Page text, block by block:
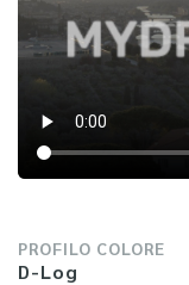
PROFILO COLORE
D-Log